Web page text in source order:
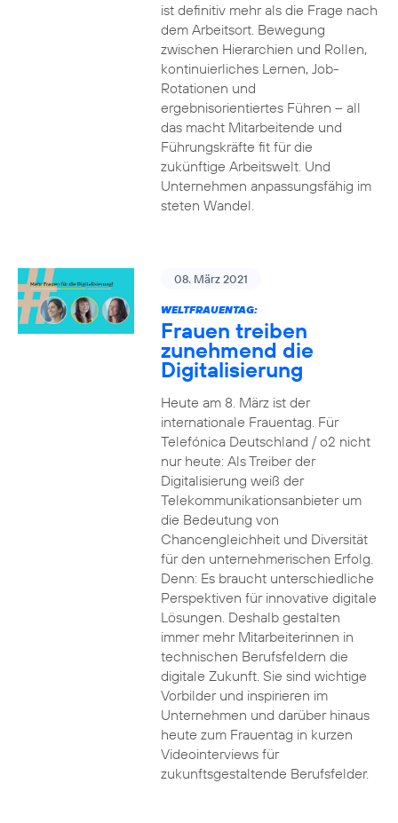
ist definitiv mehr als die Frage nach
dem Arbeitsort. Bewegung
zwischen Hierarchien und Rollen,
kontinuierliches Lernen, Job-
Rotationen und
ergebnisorientiertes Führen – all
das macht Mitarbeitende und
Führungskräfte fit für die
zukünftige Arbeitswelt. Und
Unternehmen anpassungsfähig im
steten Wandel.
08. März 2021
WELTFRAUENTAG:
Frauen treiben
zunehmend die
Digitalisierung
Heute am 8. März ist der
internationale Frauentag. Für
Telefónica Deutschland / o2 nicht
nur heute: Als Treiber der
Digitalisierung weiß der
Telekommunikationsanbieter um
die Bedeutung von
Chancengleichheit und Diversität
für den unternehmerischen Erfolg.
Denn: Es braucht unterschiedliche
Perspektiven für innovative digitale
Lösungen. Deshalb gestalten
immer mehr Mitarbeiterinnen in
technischen Berufsfeldern die
digitale Zukunft. Sie sind wichtige
Vorbilder und inspirieren im
Unternehmen und darüber hinaus
heute zum Frauentag in kurzen
Videointerviews für
zukunftsgestaltende Berufsfelder.